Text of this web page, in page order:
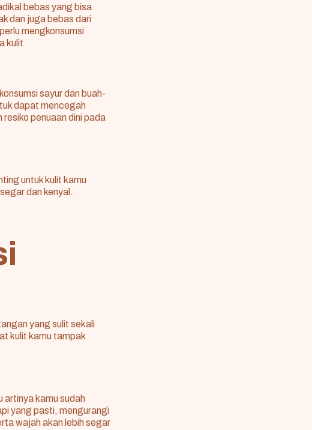
bebas yang bisa
dan juga bebas dari
mengkonsumsi
kulit
sayur dan buah-
dapat mencegah
penuaan dini pada
untuk kulit kamu
dan kenyal.
yang sulit sekali
kulit kamu tampak
artinya kamu sudah
yang pasti, mengurangi
wajah akan lebih segar